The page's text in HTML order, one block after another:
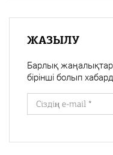
ЖАЗЫЛУ
Барлық
бірінші болып